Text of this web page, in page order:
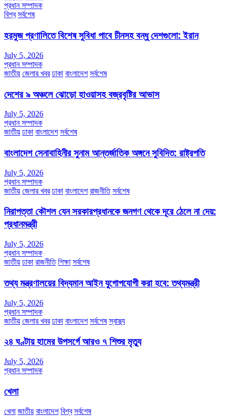
প্রধান সম্পাদক
বিশ্ব সর্বশেষ
হরমুজ প্রণালিতে বিশেষ সুবিধা পাবে চীনসহ বন্ধু দেশগুলো: ইরান
July 5, 2026
প্রধান সম্পাদক
জাতীয় জেলার খবর ঢাকা বাংলাদেশ সর্বশেষ
দেশের ৯ অঞ্চলে ঝোড়ো হাওয়াসহ বজ্রবৃষ্টির আভাস
July 5, 2026
প্রধান সম্পাদক
জাতীয় ঢাকা বাংলাদেশ সর্বশেষ
বাংলাদেশ সেনাবাহিনীর সুনাম আন্তর্জাতিক অঙ্গনে সুবিদিত: রাষ্ট্রপতি
July 5, 2026
প্রধান সম্পাদক
জাতীয় জেলার খবর ঢাকা বাংলাদেশ রাজনীতি সর্বশেষ
নিরাপত্তা কৌশল যেন সরকারপ্রধানকে জনগণ থেকে দূরে ঠেলে না দেয়:
প্রধানমন্ত্রী
July 5, 2026
প্রধান সম্পাদক
জাতীয় ঢাকা রাজনীতি শিক্ষা সর্বশেষ
তথ্য মন্ত্রণালয়ের বিদ্যমান আইন যুগোপযোগী করা হবে: তথ্যমন্ত্রী
July 5, 2026
প্রধান সম্পাদক
জাতীয় জেলার খবর ঢাকা বাংলাদেশ সর্বশেষ স্বাস্থ্য
২৪ ঘণ্টায় হামের উপসর্গে আরও ৭ শিশুর মৃত্যু
July 5, 2026
প্রধান সম্পাদক
খেলা
খেলা জাতীয় বাংলাদেশ বিশ্ব সর্বশেষ